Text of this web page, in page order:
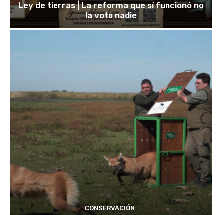
Ley de tierras | La reforma que sí funcionó no
la votó nadie
CONSERVACIÓN